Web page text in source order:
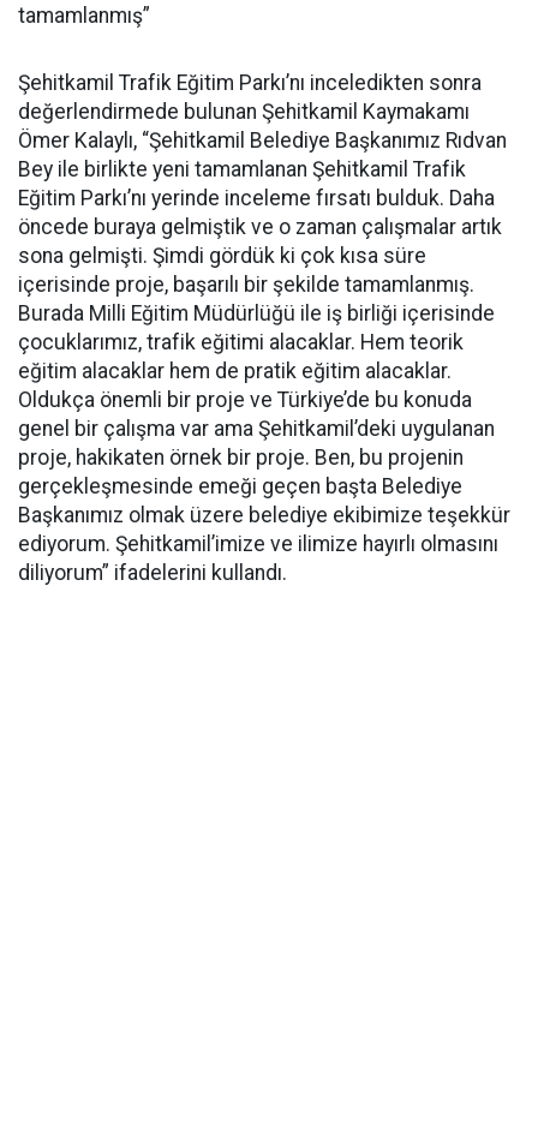
tamamlanmış”
Şehitkamil Trafik Eğitim Parkı’nı inceledikten sonra
değerlendirmede bulunan Şehitkamil Kaymakamı
Ömer Kalaylı, “Şehitkamil Belediye Başkanımız Rıdvan
Bey ile birlikte yeni tamamlanan Şehitkamil Trafik
Eğitim Parkı’nı yerinde inceleme fırsatı bulduk. Daha
öncede buraya gelmiştik ve o zaman çalışmalar artık
sona gelmişti. Şimdi gördük ki çok kısa süre
içerisinde proje, başarılı bir şekilde tamamlanmış.
Burada Milli Eğitim Müdürlüğü ile iş birliği içerisinde
çocuklarımız, trafik eğitimi alacaklar. Hem teorik
eğitim alacaklar hem de pratik eğitim alacaklar.
Oldukça önemli bir proje ve Türkiye’de bu konuda
genel bir çalışma var ama Şehitkamil’deki uygulanan
proje, hakikaten örnek bir proje. Ben, bu projenin
gerçekleşmesinde emeği geçen başta Belediye
Başkanımız olmak üzere belediye ekibimize teşekkür
ediyorum. Şehitkamil’imize ve ilimize hayırlı olmasını
diliyorum” ifadelerini kullandı.